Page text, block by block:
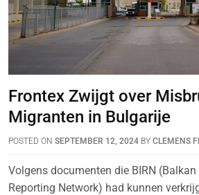
Frontex Zwijgt over
Migranten in Bulgarije
POSTED ON SEPTEMBER 12, 2024 BY CLEMENS
Volgens documenten die BIRN
Reporting Network) had kunnen